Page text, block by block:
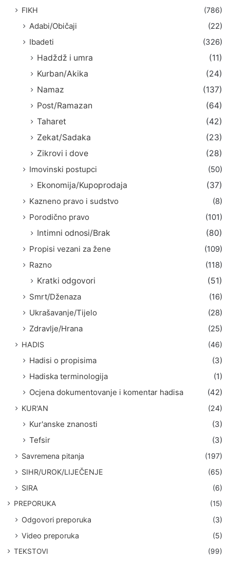
FIKH (786)
Adabi/Običaji
(22)
Ibadeti
(326)
Hadždž i umra
(11)
Kurban/Akika
(24)
Namaz
(137)
Post/Ramazan
(64)
Taharet
(42)
Zekat/Sadaka
(23)
Zikrovi i dove
(28)
Imovinski postupci
(50)
Ekonomija/Kupoprodaja
(37)
Kazneno pravo i sudstvo
(8)
Porodično pravo
(101)
Intimni odnosi/Brak
(80)
Propisi vezani za žene
(109)
Razno
(118)
Kratki odgovori
(51)
Smrt/Dženaza
(16)
Ukrašavanje/Tijelo
(28)
Zdravlje/Hrana
(25)
HADIS (46)
Hadisi o propisima
(3)
Hadiska terminologija
(1)
Ocjena dokumentovanje i komentar hadisa
(42)
KUR'AN (24)
Kur'anske znanosti
(3)
Tefsir
(3)
Savremena pitanja
(197)
SIHR/UROK/LIJEČENJE
(65)
SIRA
(6)
PREPORUKA (15)
Odgovori preporuka
(3)
Video preporuka
(5)
TEKSTOVI
(99)